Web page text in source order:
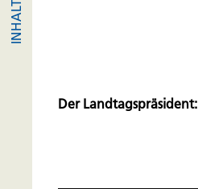
Der Landtagspräsident: